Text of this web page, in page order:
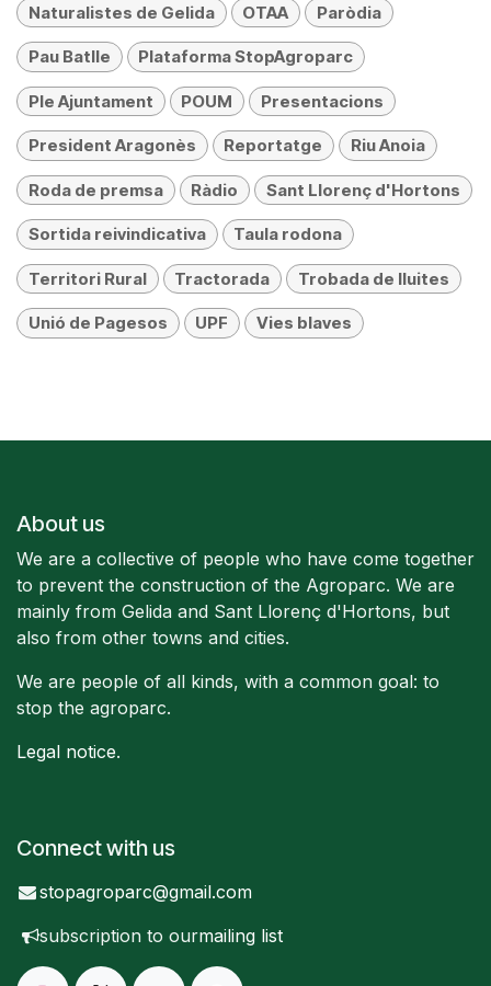
Naturalistes de Gelida OTAA Paròdia
Pau Batlle Plataforma StopAgroparc
Ple Ajuntament POUM Presentacions
President Aragonès Reportatge Riu Anoia
Roda de premsa Ràdio Sant Llorenç d'Hortons
Sortida reivindicativa Taula rodona
Territori Rural Tractorada Trobada de lluites
Unió de Pagesos UPF Vies blaves
About us
We are a collective of people who have come together
to prevent the construction of the Agroparc. We are
mainly from Gelida and Sant Llorenç d'Hortons, but
also from other towns and cities.
We are people of all kinds, with a common goal: to
stop the agroparc.
Legal notice.
Connect with us
stopagroparc@gmail.com
subscription to ourmailing list